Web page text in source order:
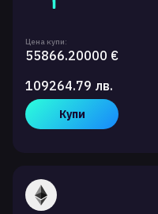
Цена купи:
55866.20000 €
109264.79 лв.
Купи